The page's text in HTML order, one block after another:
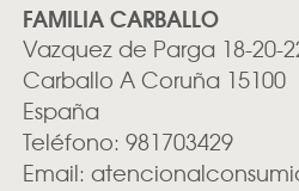
FAMILIA CARBALLO
Vazquez de Parga 18-20-
Carballo A Coruña 15100
España
Teléfono: 981703429
Email: